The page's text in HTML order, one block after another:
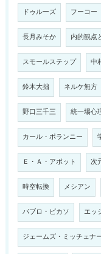
ドゥルーズ フーコー
長月みそか 内的観点
スモールステップ 中
鈴木大拙 ネルケ無方
野口三千三 統一場心
カール・ポランニー
Ｅ・Ａ・アボット 次
時空転換 メシアン
パブロ・ピカソ エッ
ジェームズ・ミッチェナ